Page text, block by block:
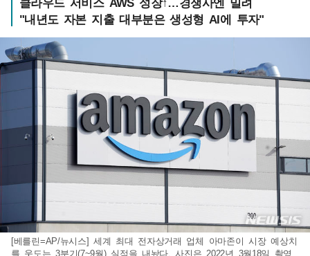
클라우드 서비스 AWS 성장↑…경쟁사엔 밀려
"내년도 자본 지출 대부분은 생성형 AI에 투자"
[베를린=AP/뉴시스] 세계 최대 전자상거래 업체 아마존이 시장 예상치
를 웃도는 3분기(7~9월) 실적을 내놨다. 사진은 2022년 3월18일 촬영